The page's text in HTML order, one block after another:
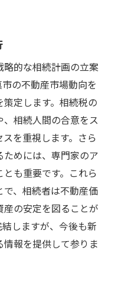
的な相続計画の立案
の不動産市場動向を
定します。相続税の
相続人間の合意をス
を重視します。さら
めには、専門家のア
も重要です。これら
、相続者は不動産価
の安定を図ることが
しますが、今後も新
報を提供して参りま